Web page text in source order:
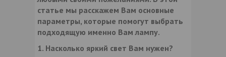
статье мы расскажем Вам основные
параметры, которые помогут выбрать
подходящую именно Вам лампу.
1. Насколько яркий свет Вам нужен?